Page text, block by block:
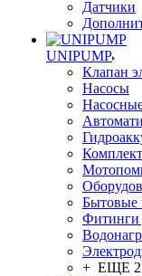
Датчики
UNIPUMP
Клапан
Насосы
Бытовые
+ ЕЩЕ 2